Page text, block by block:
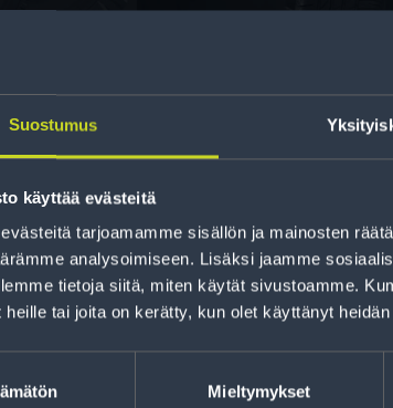
Suostumus
käyttää evästeitä
tarjoamamme sisällön ja mainosten
analysoimiseen. Lisäksi jaamme
tietoja siitä, miten käytät sivustoamme.
heille tai joita on kerätty, kun olet käyttänyt heidän
Mieltymykset
autonomistajan ajankohtaista tietoa
sekä parhaat